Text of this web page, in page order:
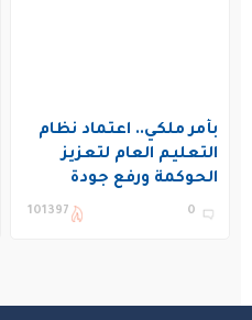
بأمر ملكي.. اعتماد نظام
التعليم العام لتعزيز
الحوكمة ورفع جودة
التعليم في المملكة
0
101397